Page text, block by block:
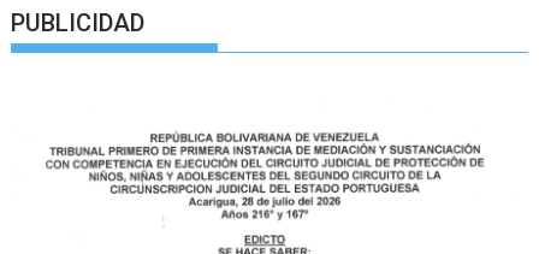
PUBLICIDAD